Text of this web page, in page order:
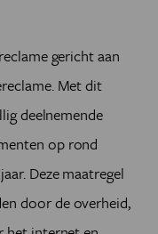
gericht aan
Met dit
deelnemende
op rond
Deze maatregel
door de overheid,